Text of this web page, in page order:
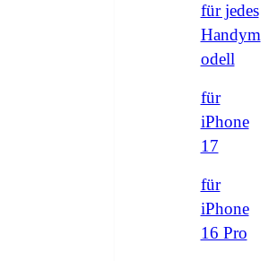
für jedes
Handym
odell
für
iPhone
17
für
iPhone
16 Pro